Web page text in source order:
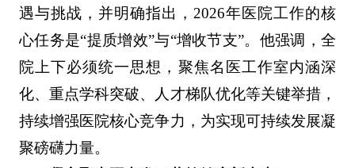
遇与挑战，并明确指出，2026年医院工作的核
心任务是“提质增效”与“增收节支”。他强调，全
院上下必须统一思想，聚焦名医工作室内涵深
化、重点学科突破、人才梯队优化等关键举措，
持续增强医院核心竞争力，为实现可持续发展凝
聚磅礴力量。